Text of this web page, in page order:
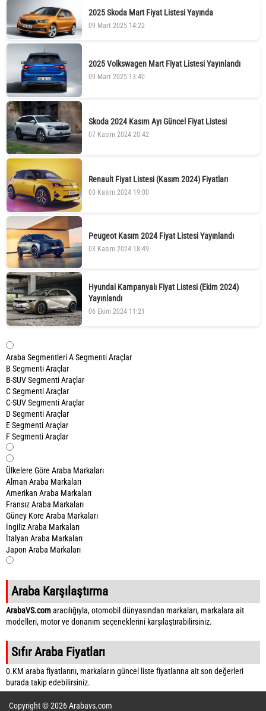
2025 Skoda Mart Fiyat Listesi Yayında
09 Mart 2025 14:22
2025 Volkswagen Mart Fiyat Listesi Yayınlandı
09 Mart 2025 13:40
Skoda 2024 Kasım Ayı Güncel Fiyat Listesi
07 Kasım 2024 20:42
Renault Fiyat Listesi (Kasım 2024) Fiyatları
03 Kasım 2024 19:00
Peugeot Kasım 2024 Fiyat Listesi Yayınlandı
03 Kasım 2024 18:49
Hyundai Kampanyalı Fiyat Listesi (Ekim 2024)
Yayınlandı
06 Ekim 2024 11:21
Araba SegmentleriA Segmenti Araçlar
B Segmenti Araçlar
B-SUV Segmenti Araçlar
C Segmenti Araçlar
C-SUV Segmenti Araçlar
D Segmenti Araçlar
E Segmenti Araçlar
F Segmenti Araçlar
Ülkelere Göre Araba Markaları
Alman Araba Markaları
Amerikan Araba Markaları
Fransız Araba Markaları
Güney Kore Araba Markaları
İngiliz Araba Markaları
İtalyan Araba Markaları
Japon Araba Markaları
Araba Karşılaştırma
ArabaVS.comaracılığıyla, otomobil dünyasından markaları, markalara ait
modelleri, motor ve donanım seçeneklerini karşılaştırabilirsiniz.
Sıfır Araba Fiyatları
0.KM araba fiyatlarını, markaların güncel liste fiyatlarına ait son değerleri
burada takip edebilirsiniz.
Copyright © 2026 Arabavs.com